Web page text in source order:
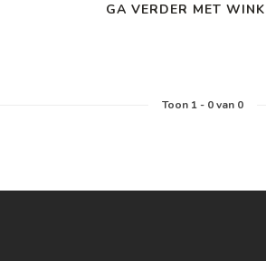
GA VERDER MET
Toon 1- 0van 0